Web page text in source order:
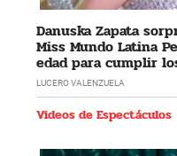
Danuska Zapata
Miss Mundo Latina
edad para cumplir
LUCERO VALENZUELA
Videos de Espectáculos